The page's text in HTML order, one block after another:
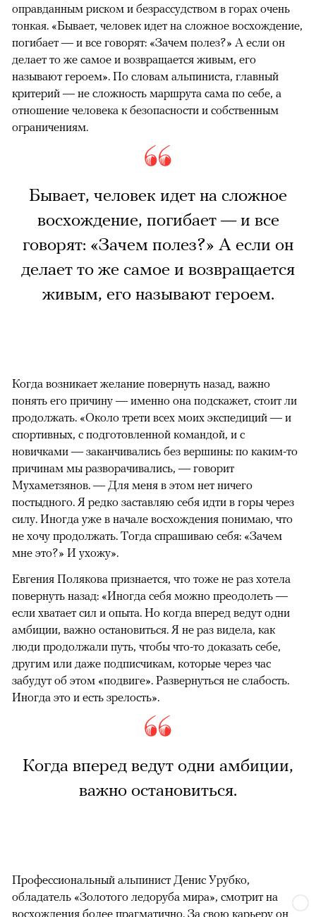
оправданным риском и безрассудством в горах очень
тонкая. «Бывает, человек идет на сложное восхождение,
погибает — и все говорят: «Зачем полез?» А если он
делает то же самое и возвращается живым, его
называют героем». По словам альпиниста, главный
критерий — не сложность маршрута сама по себе, а
отношение человека к безопасности и собственным
ограничениям.
Бывает, человек идет на сложное
восхождение, погибает — и все
говорят: «Зачем полез?» А если он
делает то же самое и возвращается
живым, его называют героем.
Когда возникает желание повернуть назад, важно
понять его причину — именно она подскажет, стоит ли
продолжать. «Около трети всех моих экспедиций — и
спортивных, с подготовленной командой, и с
новичками — заканчивались без вершины: по каким-то
причинам мы разворачивались, — говорит
Мухаметзянов. — Для меня в этом нет ничего
постыдного. Я редко заставляю себя идти в горы через
силу. Иногда уже в начале восхождения понимаю, что
не хочу продолжать. Тогда спрашиваю себя: «Зачем
мне это?» И ухожу».
Евгения Полякова признается, что тоже не раз хотела
повернуть назад: «Иногда себя можно преодолеть —
если хватает сил и опыта. Но когда вперед ведут одни
амбиции, важно остановиться. Я не раз видела, как
люди продолжали путь, чтобы что-то доказать себе,
другим или даже подписчикам, которые через час
забудут об этом «подвиге». Развернуться не слабость.
Иногда это и есть зрелость».
Когда вперед ведут одни амбиции,
важно остановиться.
Профессиональный альпинист Денис Урубко,
обладатель «Золотого ледоруба мира», смотрит на
восхождения более прагматично. За свою карьеру он